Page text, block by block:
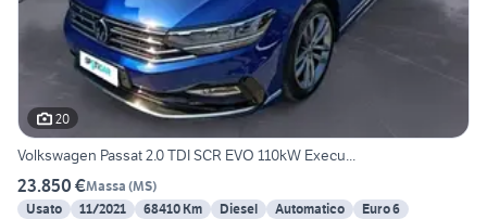
20
Volkswagen Passat 2.0 TDI SCR EVO 110kW Execu...
23.850 €Massa (MS)
Usato
11/2021 68410 Km Diesel Automatico
Euro 6